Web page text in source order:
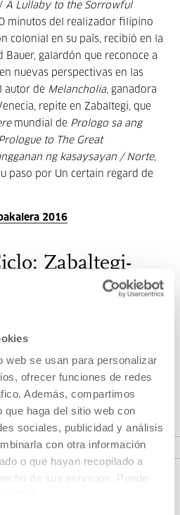
web se usan para personalizar
ofrecer funciones de redes
Además, compartimos
haga del sitio web con
sociales, publicidad y análisis
con otra información
o que hayan recopilado a
de sus servicios. Puede
A Lullaby to the Sorrowful
minutos del realizador filipino
colonial en su país, recibió en la
galardón que reconoce a
nuevas perspectivas en las
autor de Melancholia, ganadora
repite en Zabaltegi, que
mundial de Prologo sa ang
to The Great
ng kasaysayan / Norte,
paso por Un certain regard de
2016
Zabaltegi-
a las propuestas
no existen normas formales